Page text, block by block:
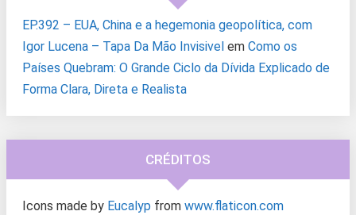
EP.392 – EUA, China e a hegemonia geopolítica, com
Igor Lucena – Tapa Da Mão Invisivel em Como os
Países Quebram: O Grande Ciclo da Dívida Explicado de
Forma Clara, Direta e Realista
CRÉDITOS
Icons made by Eucalyp from www.flaticon.com